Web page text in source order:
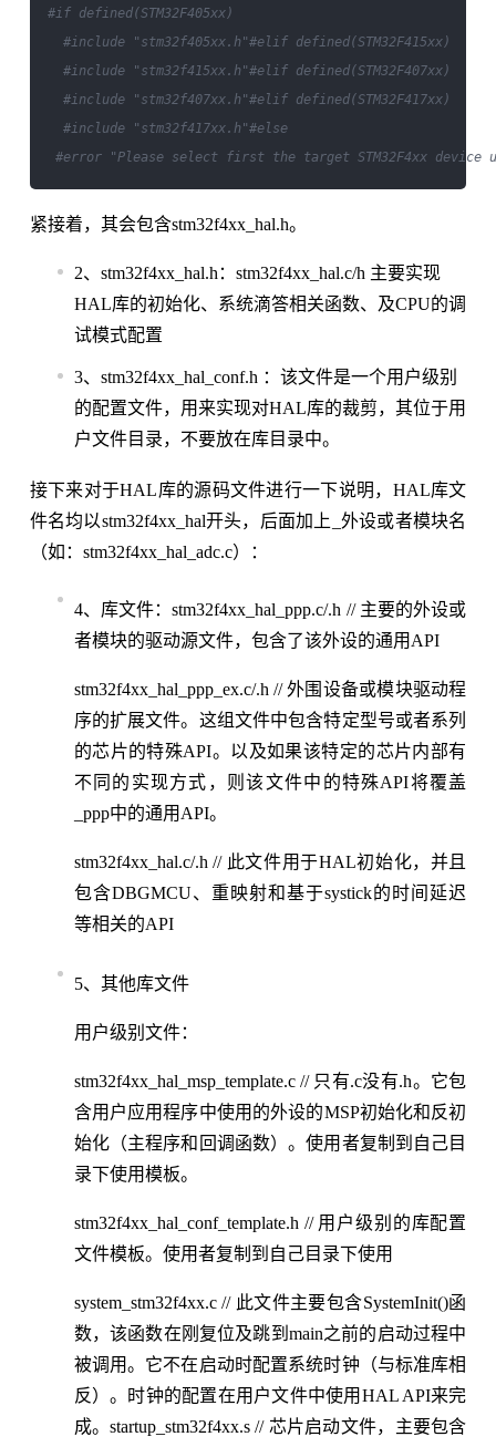
#if defined(STM32F405xx)
#include "stm32f405xx.h"#elif defined(STM32F415xx)
#include "stm32f415xx.h"#elif defined(STM32F407xx)
#include "stm32f407xx.h"#elif defined(STM32F417xx)
#include "stm32f417xx.h"#else
#error "Please select first the target STM32F4xx
紧接着，其会包含stm32f4xx_hal.h。
2、stm32f4xx_hal.h：stm32f4xx_hal.c/h 主要实现
HAL库的初始化、系统滴答相关函数、及CPU的调
试模式配置
3、stm32f4xx_hal_conf.h ：该文件是一个用户级别
的配置文件，用来实现对HAL库的裁剪，其位于用
户文件目录，不要放在库目录中。
接下来对于HAL库的源码文件进行一下说明，HAL库文
件名均以stm32f4xx_hal开头，后面加上_外设或者模块名
（如：stm32f4xx_hal_adc.c）：
4、库文件：stm32f4xx_hal_ppp.c/.h // 主要的外设或
者模块的驱动源文件，包含了该外设的通用API
stm32f4xx_hal_ppp_ex.c/.h // 外围设备或模块驱动程
序的扩展文件。这组文件中包含特定型号或者系列
的芯片的特殊API。以及如果该特定的芯片内部有
不同的实现方式，则该文件中的特殊API将覆盖
_ppp中的通用API。
stm32f4xx_hal.c/.h // 此文件用于HAL初始化，并且
包含DBGMCU、重映射和基于systick的时间延迟
等相关的API
5、其他库文件
用户级别文件：
stm32f4xx_hal_msp_template.c // 只有.c没有.h。它包
含用户应用程序中使用的外设的MSP初始化和反初
始化（主程序和回调函数）。使用者复制到自己目
录下使用模板。
stm32f4xx_hal_conf_template.h // 用户级别的库配置
文件模板。使用者复制到自己目录下使用
system_stm32f4xx.c // 此文件主要包含SystemInit()函
数，该函数在刚复位及跳到main之前的启动过程中
被调用。它不在启动时配置系统时钟（与标准库相
反）。时钟的配置在用户文件中使用HAL API来完
成。startup_stm32f4xx.s // 芯片启动文件，主要包含